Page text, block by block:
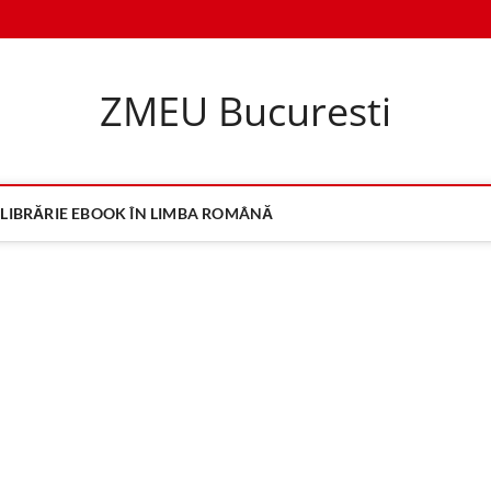
ZMEU Bucuresti
LIBRĂRIE EBOOK ÎN LIMBA ROMÂNĂ